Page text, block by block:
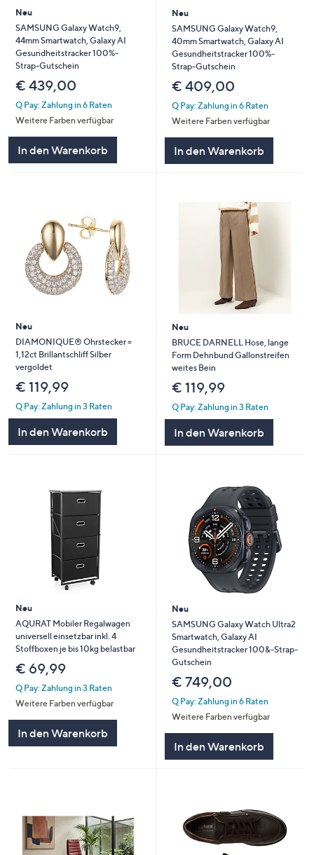
Neu
SAMSUNG Galaxy Watch9,
44mm Smartwatch, Galaxy AI
Gesundheitstracker 100%-
Strap-Gutschein
€ 439,00
Q Pay: Zahlung in 6 Raten
Weitere Farben verfügbar
In den Warenkorb
Neu
SAMSUNG Galaxy Watch9,
40mm Smartwatch, Galaxy AI
Gesundheitstracker 100%-
Strap-Gutschein
€ 409,00
Q Pay: Zahlung in 6 Raten
Weitere Farben verfügbar
In den Warenkorb
Neu
DIAMONIQUE® Ohrstecker =
1,12ct Brillantschliff Silber
vergoldet
€ 119,99
Q Pay: Zahlung in 3 Raten
In den Warenkorb
Neu
BRUCE DARNELL Hose, lange
Form Dehnbund Gallonstreifen
weites Bein
€ 119,99
Q Pay: Zahlung in 3 Raten
In den Warenkorb
Neu
AQURAT Mobiler Regalwagen
universell einsetzbar inkl. 4
Stoffboxen je bis 10kg belastbar
€ 69,99
Q Pay: Zahlung in 3 Raten
Weitere Farben verfügbar
In den Warenkorb
Neu
SAMSUNG Galaxy Watch Ultra2
Smartwatch, Galaxy AI
Gesundheitstracker 100&-Strap-
Gutschein
€ 749,00
Q Pay: Zahlung in 6 Raten
Weitere Farben verfügbar
In den Warenkorb